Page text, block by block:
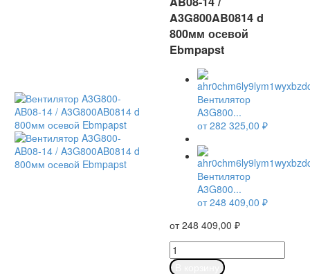
A3G800AB0814 d
800мм осевой
Ebmpapst
Вентилятор
A3G800...
от282 325,00 ₽
Вентилятор
A3G800...
от248 409,00 ₽
от248 409,00 ₽